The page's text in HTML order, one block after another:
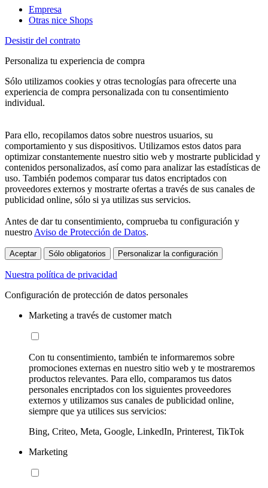
Empresa
Otras nice Shops
Desistir del contrato
Personaliza tu experiencia de compra
Sólo utilizamos cookies y otras tecnologías para ofrecerte una
experiencia de compra personalizada con tu consentimiento
individual.
Para ello, recopilamos datos sobre nuestros usuarios, su
comportamiento y sus dispositivos. Utilizamos estos datos para
optimizar constantemente nuestro sitio web y mostrarte publicidad y
contenidos personalizados, así como para analizar las estadísticas de
uso. También podemos comparar tus datos encriptados con
proveedores externos y mostrarte ofertas a través de sus canales de
publicidad online, sólo si ya utilizas sus servicios.
Antes de dar tu consentimiento, comprueba tu configuración y
nuestro Aviso de Protección de Datos.
Aceptar Sólo obligatorios Personalizar la configuración
Nuestra política de privacidad
Configuración de protección de datos personales
Marketing a través de customer match
Con tu consentimiento, también te informaremos sobre
promociones externas en nuestro sitio web y te mostraremos
productos relevantes. Para ello, comparamos tus datos
personales encriptados con los siguientes proveedores
externos y utilizamos sus canales de publicidad online,
siempre que ya utilices sus servicios:
Bing, Criteo, Meta, Google, LinkedIn, Printerest, TikTok
Marketing